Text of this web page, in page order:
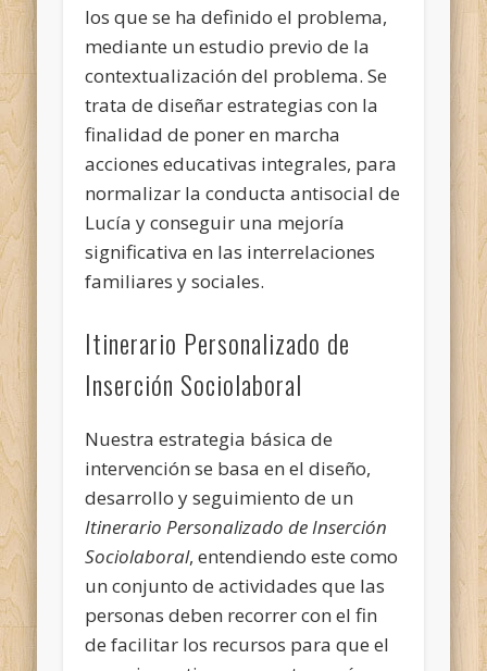
los que se ha definido el problema,
mediante un estudio previo de la
contextualización del problema. Se
trata de diseñar estrategias con la
finalidad de poner en marcha
acciones educativas integrales, para
normalizar la conducta antisocial de
Lucía y conseguir una mejoría
significativa en las interrelaciones
familiares y sociales.
Itinerario Personalizado de
Inserción Sociolaboral
Nuestra estrategia básica de
intervención se basa en el diseño,
desarrollo y seguimiento de un
Itinerario Personalizado de Inserción
Sociolaboral, entendiendo este como
un conjunto de actividades que las
personas deben recorrer con el fin
de facilitar los recursos para que el